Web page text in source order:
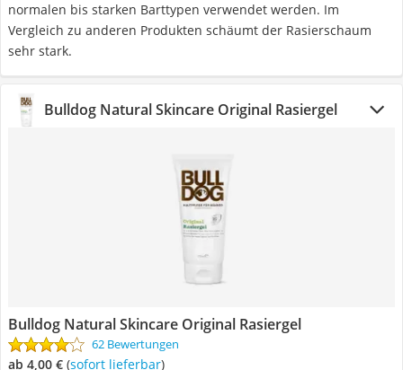
normalen bis starken Barttypen verwendet werden. Im
Vergleich zu anderen Produkten schäumt der Rasierschaum
sehr stark.
Bulldog Natural Skincare Original Rasiergel
Bulldog Natural Skincare Original Rasiergel
62 Bewertungen
ab 4,00 € ( Sofort lieferbar)